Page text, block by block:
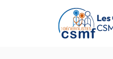
Passer au contenu principal